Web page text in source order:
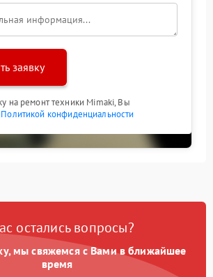
заявку
на ремонт техники Mimaki, Вы
Политикой конфиденциальности
остались вопросы?
мы свяжемся с Вами в ближайшее
время